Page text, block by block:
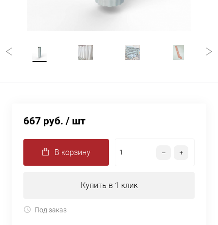
667 руб. / шт
В корзину
Купить в 1 клик
Под заказ